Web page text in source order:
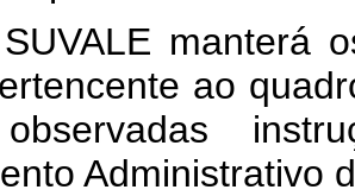
manterá
ao
Administrativo